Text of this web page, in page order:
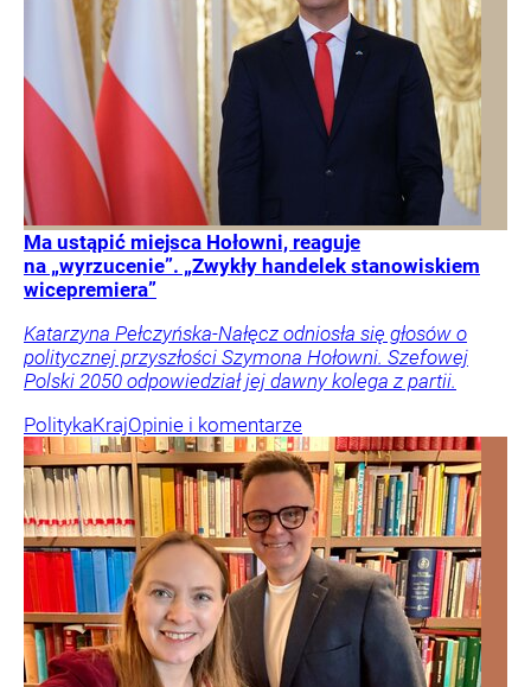
Ma ustąpić miejsca Hołowni, reaguje
na „wyrzucenie”. „Zwykły handelek stanowiskiem
wicepremiera”
Katarzyna Pełczyńska-Nałęcz odniosła się głosów o
politycznej przyszłości Szymona Hołowni. Szefowej
Polski 2050 odpowiedział jej dawny kolega z partii.
PolitykaKrajOpinie i komentarze